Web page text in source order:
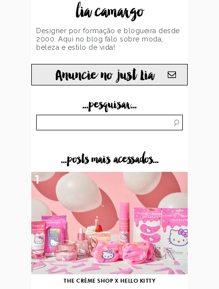
lia camargo
Designer por formação e blogueira desde
2000. Aqui no blog falo sobre moda,
beleza e estilo de vida!
Anuncie no just Lia
...pesquisar...
...posts mais acessados...
THE CRÈME SHOP X HELLO KITTY
1